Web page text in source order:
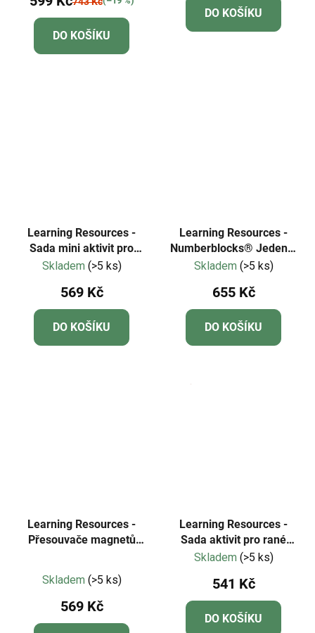
je
5,0
z
DO KOŠÍKU
DO KOŠÍKU
Learning Resources -
Sada mini aktivit pro
motorickou matematiku
Skladem (>5 ks)
569 Kč
DO KOŠÍKU
Learning Resources -
Numberblocks® Jeden a
dva hraví kamarádi
Skladem (>5 ks)
655 Kč
DO KOŠÍKU
Learning Resources -
Přesouvače magnetů
hodnocení
produktu
je
Skladem (>5 ks)
569 Kč
Learning Resources -
Sada aktivit pro rané
matematické dovednosti
Fantasticals
Skladem (>5 ks)
541 Kč
DO KOŠÍKU